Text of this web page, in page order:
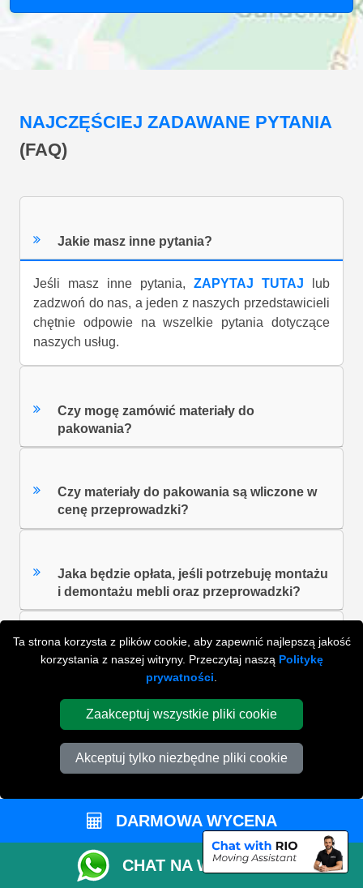
Ta strona korzysta z plików cookie, aby zapewnić najlepszą jakość
korzystania z naszej witryny. Przeczytaj naszą Politykę
prywatności
Zaakceptuj wszystkie pliki cookie
Akceptuj tylko niezbędne pliki cookie
NAJCZĘŚCIEJ ZADAWANE PYTANIA
(FAQ)
Jakie masz inne pytania?
Jeśli masz inne pytania, ZAPYTAJ TUTAJ lub
zadzwoń do nas, a jeden z naszych przedstawicieli
chętnie odpowie na wszelkie pytania dotyczące
naszych usług.
Czy mogę zamówić materiały do
pakowania?
Czy materiały do pakowania są wliczone w
cenę przeprowadzki?
Jaka będzie opłata, jeśli potrzebuję montażu
i demontażu mebli oraz przeprowadzki?
Czy mogę korzystać z narzędzia do
szacowania wielkości vana online w
międzynarodowych?
ZOBACZ WSZYSTKIE FAQ'S
WYSZUKAJ W NAJCZĘŚCIEJ ZADAWANYCH
PYTANIACH
DARMOWA WYCENA
CHAT NA WHATSAPP